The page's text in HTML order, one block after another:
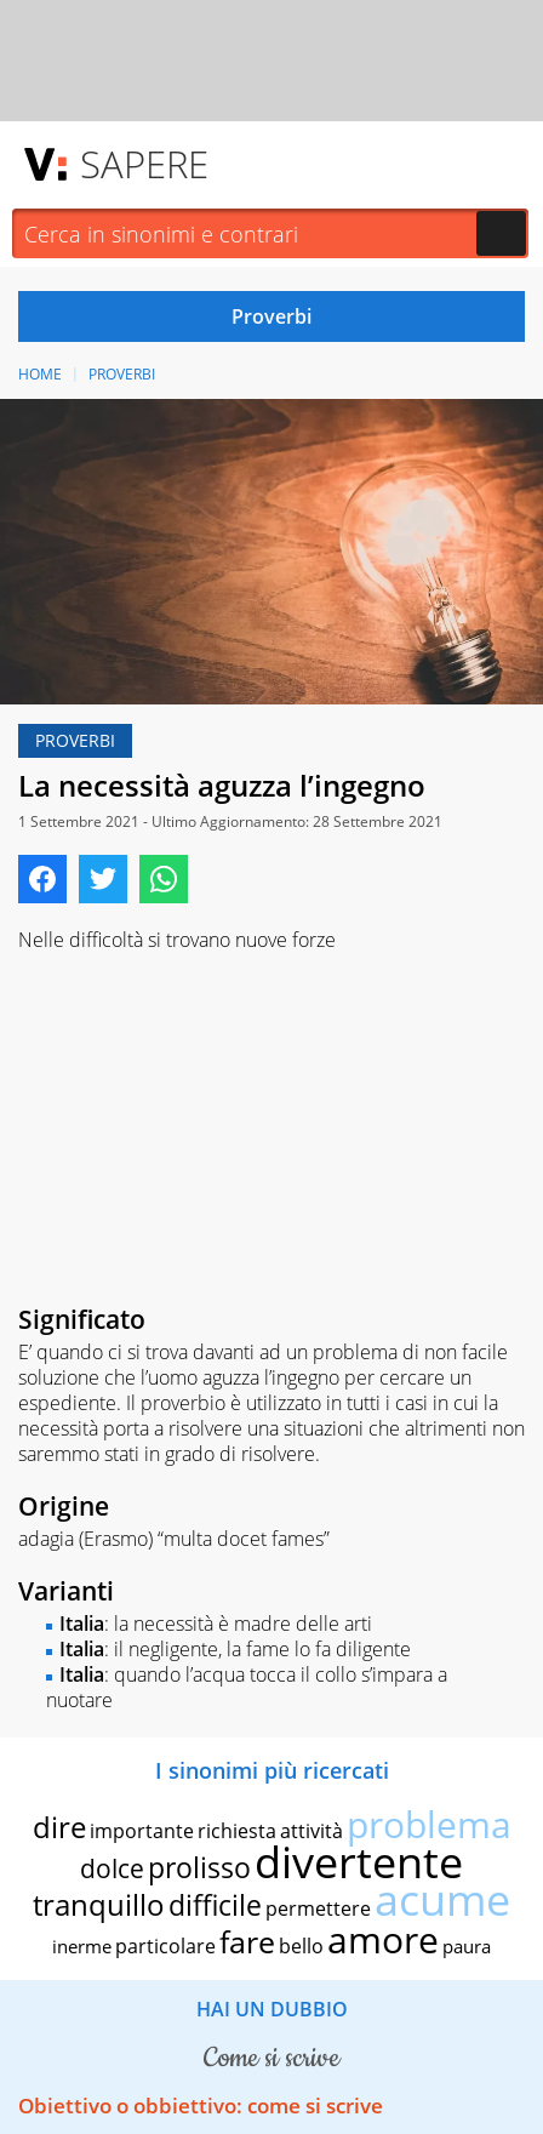
SAPERE
HOME PROVERBI
PROVERBI
La necessità aguzza l’ingegno
1 Settembre 2021 - Ultimo Aggiornamento: 28 Settembre 2021
Nelle difficoltà si trovano nuove forze
Significato
E’ quando ci si trova davanti ad un problema di non facile
soluzione che l’uomo aguzza l’ingegno per cercare un
espediente. Il proverbio è utilizzato in tutti i casi in cui la
necessità porta a risolvere una situazioni che altrimenti non
saremmo stati in grado di risolvere.
Origine
adagia (Erasmo) “multa docet fames”
Varianti
Italia: la necessità è madre delle arti
Italia: il negligente, la fame lo fa diligente
Italia: quando l’acqua tocca il collo s’impara a
nuotare
I sinonimi più ricercati
dire importante richiestaattività problema
dolce prolissodivertente
tranquillodifficile permettereacume
inerme particolarefare bello amore paura
HAI UN DUBBIO
come si scrive
Obiettivo o obbiettivo: come si scrive